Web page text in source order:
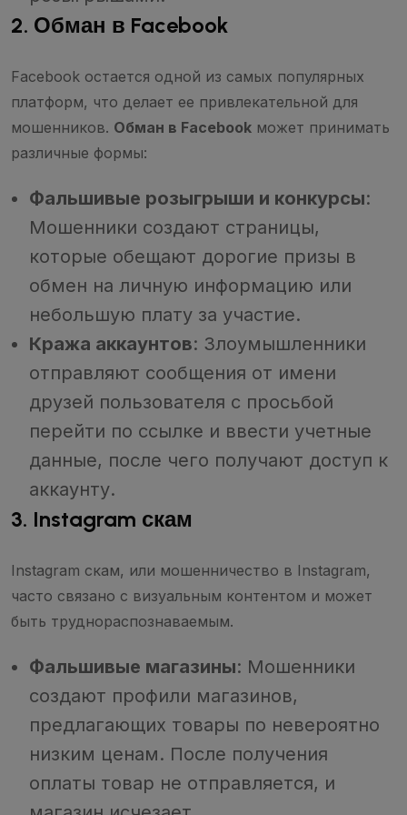
2. Обман в Facebook
Facebook остается одной из самых популярных
платформ, что делает ее привлекательной для
мошенников. Обман в Facebook может принимать
различные формы:
Фальшивые розыгрыши и конкурсы:
Мошенники создают страницы,
которые обещают дорогие призы в
обмен на личную информацию или
небольшую плату за участие.
Кража аккаунтов: Злоумышленники
отправляют сообщения от имени
друзей пользователя с просьбой
перейти по ссылке и ввести учетные
данные, после чего получают доступ к
аккаунту.
3. Instagram скам
Instagram скам, или мошенничество в Instagram,
часто связано с визуальным контентом и может
быть труднораспознаваемым.
Фальшивые магазины: Мошенники
создают профили магазинов,
предлагающих товары по невероятно
низким ценам. После получения
оплаты товар не отправляется, и